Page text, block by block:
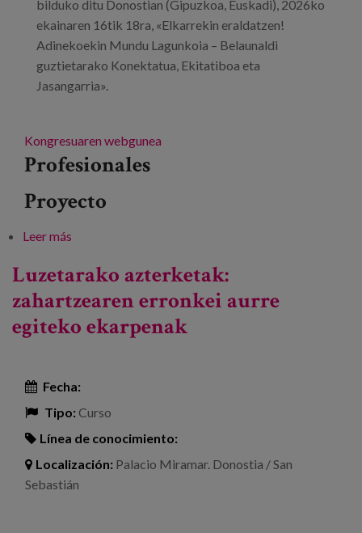
bilduko ditu Donostian (Gipuzkoa, Euskadi), 2026ko
ekainaren 16tik 18ra, «Elkarrekin eraldatzen!
Adinekoekin Mundu Lagunkoia – Belaunaldi
guztietarako Konektatua, Ekitatiboa eta
Jasangarria».
Kongresuaren webgunea
Profesionales
Proyecto
Leer más
Luzetarako azterketak:
zahartzearen erronkei aurre
egiteko ekarpenak
Fecha:
Tipo:Curso
Línea de conocimiento:
Localización: Palacio Miramar. Donostia / San
Sebastián